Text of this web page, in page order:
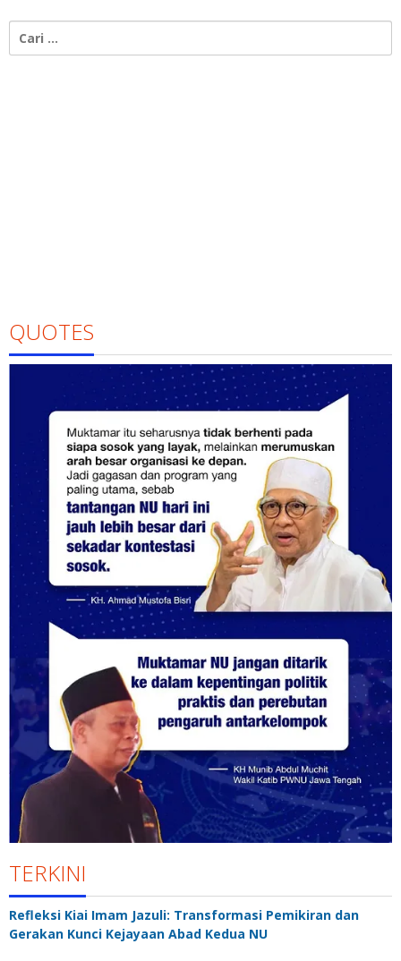
untuk:
QUOTES
TERKINI
Refleksi Kiai Imam Jazuli: Transformasi Pemikiran dan
Gerakan Kunci Kejayaan Abad Kedua NU